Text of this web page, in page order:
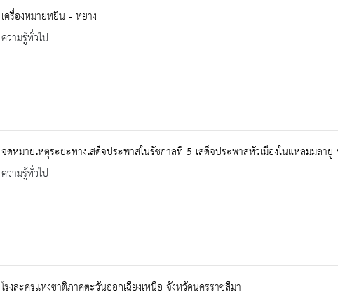
เครื่องหมายหยิน - หยาง
ความรู้ทั่วไป
จดหมายเหตุระยะทางเสด็จประพาสในรัชกาลที่ 5 เสด็จประพาสหัวเมืองในแหลมมลา
ความรู้ทั่วไป
โรงละครแห่งชาติภาคตะวันออกเฉียงเหนือ จังหวัดนครราชสีมา